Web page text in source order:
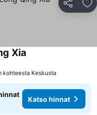
Jaa
Xia
kohteesta Keskusta
Katso hinnat